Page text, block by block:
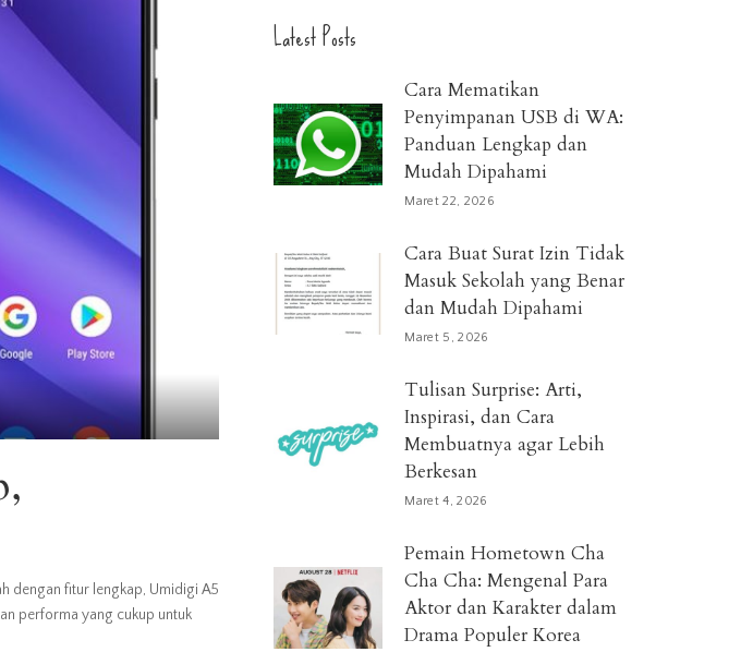
dengan fitur lengkap, Umidigi A5
performa yang cukup untuk
Latest Posts
Cara Mematikan
Penyimpanan USB di WA:
Panduan Lengkap dan
Mudah Dipahami
Maret 22, 2026
Cara Buat Surat Izin Tidak
Masuk Sekolah yang Benar
dan Mudah Dipahami
Maret 5, 2026
Tulisan Surprise: Arti,
Inspirasi, dan Cara
Membuatnya agar Lebih
Berkesan
Maret 4, 2026
Pemain Hometown Cha
Cha Cha: Mengenal Para
Aktor dan Karakter dalam
Drama Populer Korea